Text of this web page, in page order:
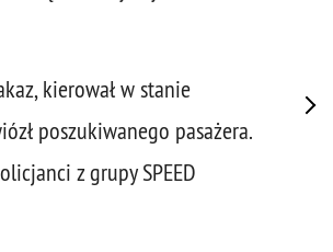
kierował w stanie
poszukiwanego pasażera.
z grupy SPEED